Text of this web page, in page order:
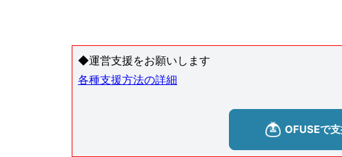
◆運営支援をお願いします
各種支援方法の詳細